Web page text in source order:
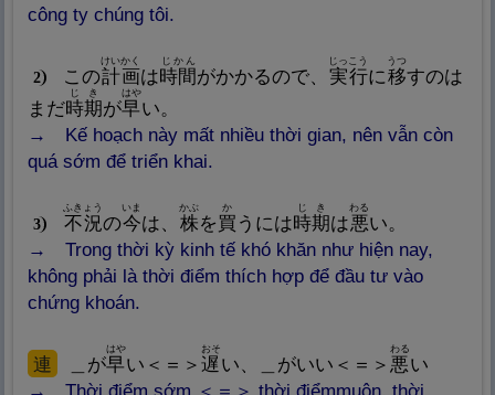
công ty chúng tôi.
2 この計画
けいかく
は時間
じかん
がかかるので、 実行
じっこう
に移
うつ
すのは
まだ時期
じき
が早
はや
い。
Kế hoạch này mất nhiều thời gian, nên vẫn còn
quá sớm để triển khai.
3 不況
ふきょう
の今
いま
は、 株
Nghĩa: Gốc cây, cổ phiếu, cổ
かぶ
を買
か
うには時期
じき
は悪
わる
い。
Trong thời kỳ kinh tế khó khăn như hiện nay,
không phải là thời điểm thích hợp để đầu tư vào
chứng khoán.
連 ＿が早
はや
い＜＝＞ 遅
おそ
い、＿がいい＜＝＞ 悪
わる
い